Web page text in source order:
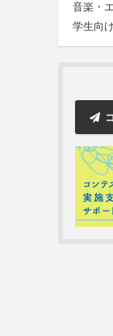
音楽・
学生向け